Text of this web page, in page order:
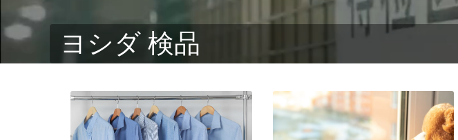
ヨシダ 検品